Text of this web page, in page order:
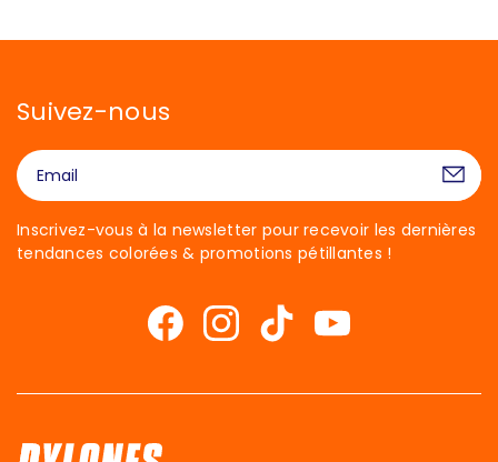
Suivez-nous
Inscrivez-vous à la newsletter pour recevoir les dernières
tendances colorées & promotions pétillantes !